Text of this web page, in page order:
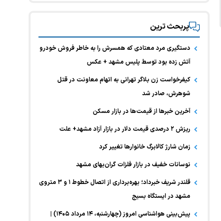
پربحث ترین
دستگیری مرد معتادی که همسرش را به خاطر فروش خودرو
آتش زده بود توسط پلیس مشهد + عکس
کیفرخواست زن بلاگر تهرانی به اتهام معاونت در قتل
شوهرش، صادر شد
آخرین خبر‌ها از قیمت‌ها در بازار مسکن
ریزش ۲ درصدی قیمت دلار در بازار آزاد مشهد+ علت
زمان شارژ کالابرگ خانوارها تغییر کرد
نوسانات خفیف در بازار فلزات گران‌بهای مشهد
قلندر شریف خبرداد؛ بهره‌برداری از اتصال خطوط ۱ و ۳ متروی
مشهد در ایستگاه بسیج
پیش‌بینی هواشناسی امروز (چهارشنبه، ۱۴ مرداد ۱۴۰۵) |